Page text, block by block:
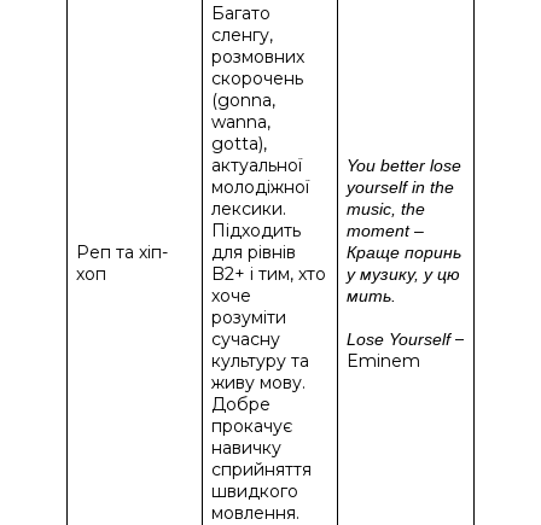
Реп та хіп-
хоп
Багато
сленгу,
розмовних
скорочень
(gonna,
wanna,
gotta),
актуальної
молодіжної
лексики.
Підходить
для рівнів
B2+ і тим, хто
хоче
розуміти
сучасну
культуру та
живу мову.
Добре
прокачує
навичку
сприйняття
швидкого
мовлення.
You better lose
yourself in the
music, the
moment –
Краще поринь
у музику, у цю
мить.
Lose Yourself–
Eminem